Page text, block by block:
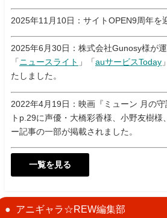
2025年11月10日：サイトOPEN9周年を
2025年6月30日：株式会社Gunosy様が運
「 ニュースライト 」「 auサービスToday
たしました。
2022年4月19日：映画『ミューン 月の
トp.29に声優・大橋彩香様、小野友樹様
ー記事の一部が掲載されました。
一覧を見る
アニギャラ☆REW編集部